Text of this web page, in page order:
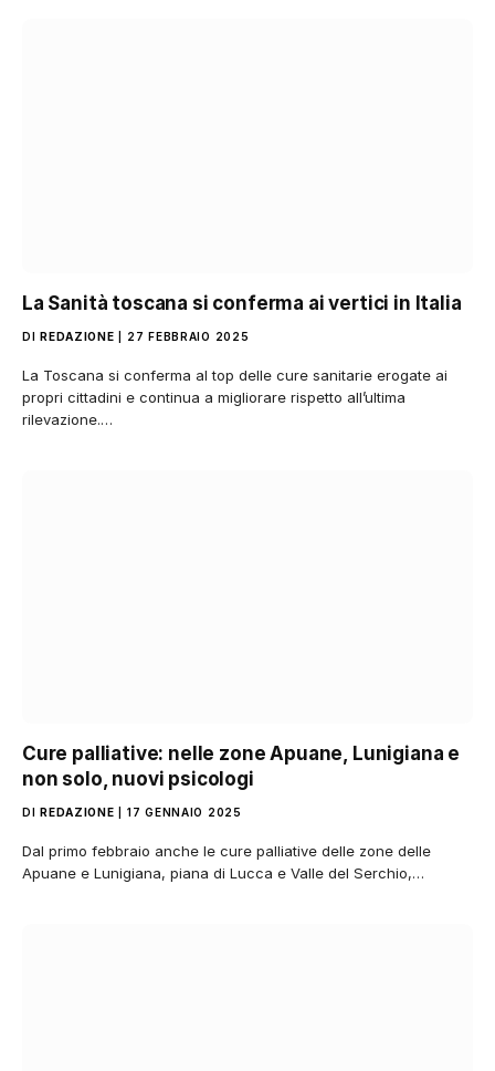
La Sanità toscana si conferma ai vertici in Italia
DI REDAZIONE 27 FEBBRAIO 2025
La Toscana si conferma al top delle cure sanitarie erogate ai
propri cittadini e continua a migliorare rispetto all’ultima
rilevazione.…
Cure palliative: nelle zone Apuane, Lunigiana e
non solo, nuovi psicologi
DI REDAZIONE 17 GENNAIO 2025
Dal primo febbraio anche le cure palliative delle zone delle
Apuane e Lunigiana, piana di Lucca e Valle del Serchio,…